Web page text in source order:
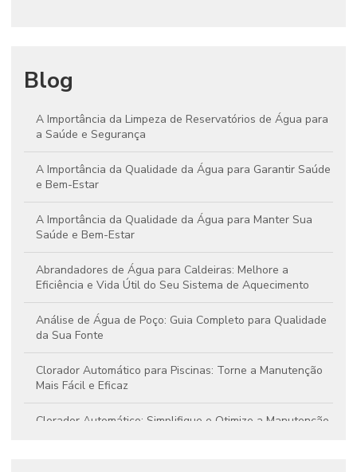
Blog
A Importância da Limpeza de Reservatórios de Água para
a Saúde e Segurança
A Importância da Qualidade da Água para Garantir Saúde
e Bem-Estar
A Importância da Qualidade da Água para Manter Sua
Saúde e Bem-Estar
Abrandadores de Água para Caldeiras: Melhore a
Eficiência e Vida Útil do Seu Sistema de Aquecimento
Análise de Água de Poço: Guia Completo para Qualidade
da Sua Fonte
Clorador Automático para Piscinas: Torne a Manutenção
Mais Fácil e Eficaz
Clorador Automático: Simplifique e Otimize a Manutenção